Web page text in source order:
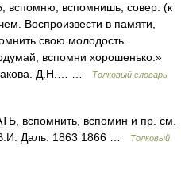
вспомнишь, совер. (к
Воспроизвести в памяти,
свою молодость.
вспомни хорошенько.»
Д.Н.… …
Толковый словарь
вспомнить, вспомин и пр. см.
Даль. 1863 1866 …
Толковый